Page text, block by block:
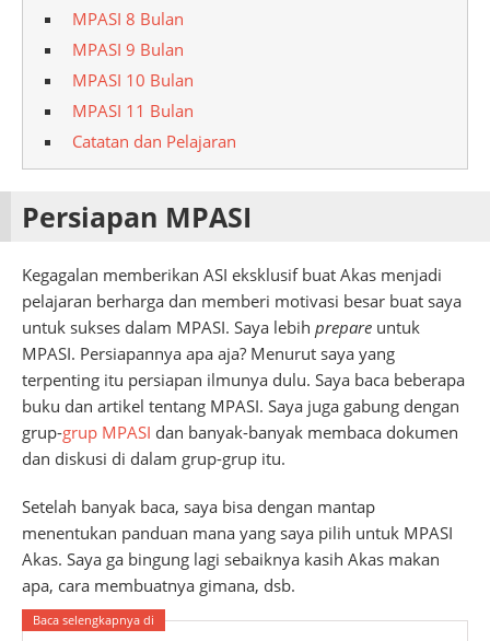
MPASI 8 Bulan
MPASI 9 Bulan
MPASI 10 Bulan
MPASI 11 Bulan
Catatan dan Pelajaran
Persiapan MPASI
Kegagalan memberikan ASI eksklusif buat Akas menjadi
pelajaran berharga dan memberi motivasi besar buat saya
untuk sukses dalam MPASI. Saya lebih prepare untuk
MPASI. Persiapannya apa aja? Menurut saya yang
terpenting itu persiapan ilmunya dulu. Saya baca beberapa
buku dan artikel tentang MPASI. Saya juga gabung dengan
grup-grup MPASI dan banyak-banyak membaca dokumen
dan diskusi di dalam grup-grup itu.
Setelah banyak baca, saya bisa dengan mantap
menentukan panduan mana yang saya pilih untuk MPASI
Akas. Saya ga bingung lagi sebaiknya kasih Akas makan
apa, cara membuatnya gimana, dsb.